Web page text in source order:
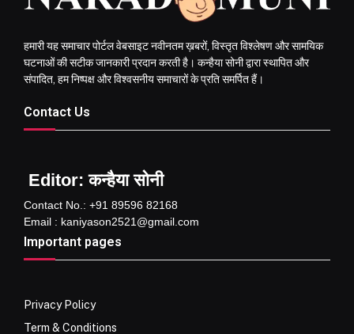
हमारी यह समाचार पोर्टल वेबसाइट नवीनतम ख़बरों, विस्तृत विश्लेषण और सामयिक
घटनाओं की सटीक जानकारी प्रदान करती है। कन्हैया सोनी द्वारा स्थापित और
संपादित, हम निष्पक्ष और विश्वसनीय समाचारों के प्रति समर्पित हैं।
Contact Us
Editor: कन्हैया सोनी
Contact No.: +91 89596 82168
Email : kaniyason2521@gmail.com
Important pages
Privacy Policy
Term & Conditions